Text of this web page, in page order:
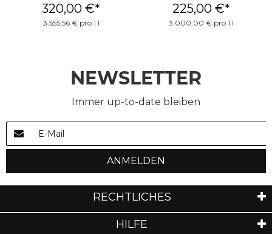
320,00 €*
3.555,56 € pro 1 l
225,00 €*
3.000,00 € pro 1 l
NEWSLETTER
Immer up-to-date bleiben
ANMELDEN
RECHTLICHES
HILFE